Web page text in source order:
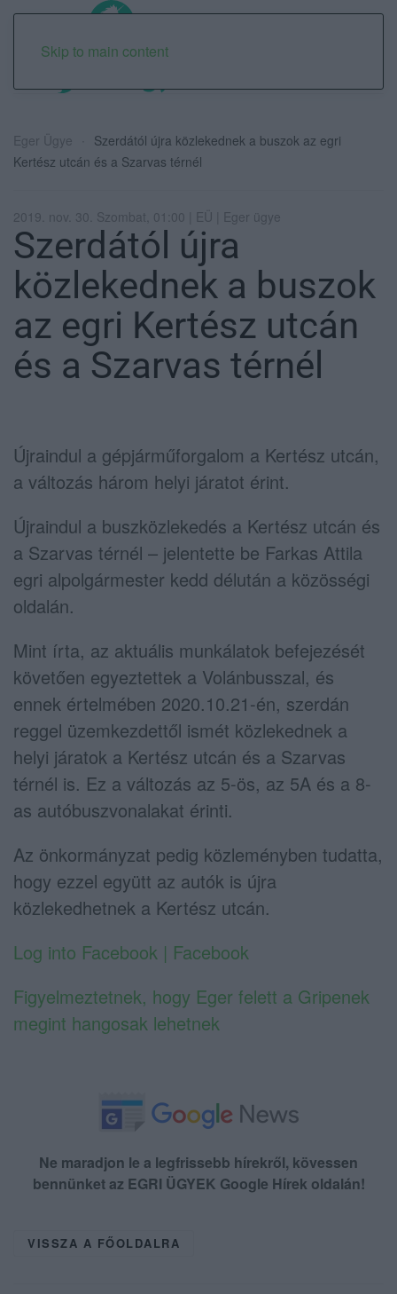
Skip to main content
Eger Ügye
Szerdától újra közlekednek a buszok az egri
Kertész utcán és a Szarvas térnél
2019. nov. 30. Szombat, 01:00 | EÜ | Eger ügye
Szerdától újra
közlekednek a buszok
az egri Kertész utcán
és a Szarvas térnél
Újraindul a gépjárműforgalom a Kertész utcán,
a változás három helyi járatot érint.
Újraindul a buszközlekedés a Kertész utcán és
a Szarvas térnél – jelentette be Farkas Attila
egri alpolgármester kedd délután a közösségi
oldalán.
Mint írta, az aktuális munkálatok befejezését
követően egyeztettek a Volánbusszal, és
ennek értelmében 2020.10.21-én, szerdán
reggel üzemkezdettől ismét közlekednek a
helyi járatok a Kertész utcán és a Szarvas
térnél is. Ez a változás az 5-ös, az 5A és a 8-
as autóbuszvonalakat érinti.
Az önkormányzat pedig közleményben tudatta,
hogy ezzel együtt az autók is újra
közlekedhetnek a Kertész utcán.
Log into Facebook | Facebook
Figyelmeztetnek, hogy Eger felett a Gripenek
megint hangosak lehetnek
Ne maradjon le a legfrissebb hírekről, kövessen
bennünket az EGRI ÜGYEK Google Hírek oldalán!
VISSZA A FŐOLDALRA